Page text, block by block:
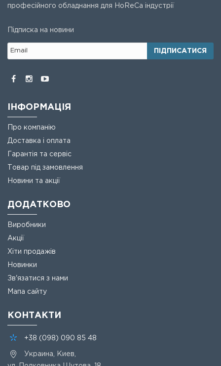
професійного обладнання для HoReCa індустрії
Підписка на новини
ПІДПИСАТИСЯ
ІНФОРМАЦІЯ
Про компанію
Доставка і оплата
Гарантія та сервіс
Товар під замовлення
Новини та акції
ДОДАТКОВО
Виробники
Акції
Хіти продажів
Новинки
Зв'язатися з нами
Мапа сайту
КОНТАКТИ
+38 (098) 090 85 48
Украина, Киев,